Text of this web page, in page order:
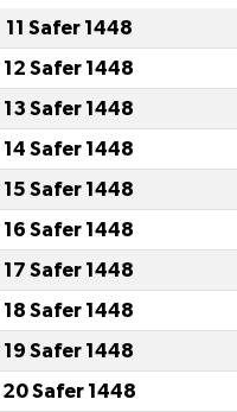
11 Safer 1448
12 Safer 1448
13 Safer 1448
14 Safer 1448
15 Safer 1448
16 Safer 1448
17 Safer 1448
18 Safer 1448
19 Safer 1448
20 Safer 1448